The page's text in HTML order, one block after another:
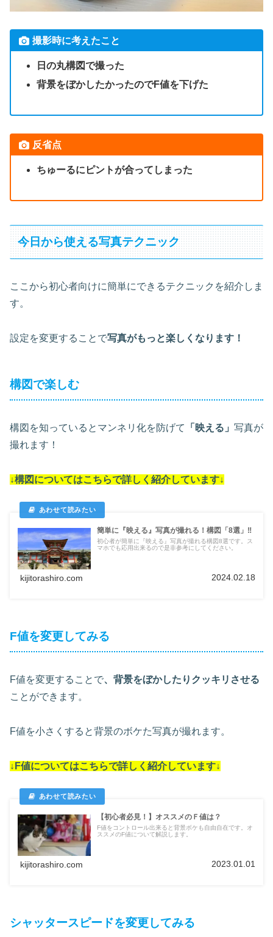
撮影時に考えたこと
日の丸構図で撮った
背景をぼかしたかったのでF値を下げた
反省点
ちゅーるにピントが合ってしまった
今日から使える写真テクニック
ここから初心者向けに簡単にできるテクニックを紹介しま
す。
設定を変更することで写真がもっと楽しくなります！
構図で楽しむ
構図を知っているとマンネリ化を防げて 「映える」 写真が
撮れます！
↓構図についてはこちらで詳しく紹介しています↓
簡単に『映える』写真が撮れる！構図「8選」‼
初心者が簡単に『映える』写真が撮れる構図8選です。ス
マホでも応用出来るので是非参考にしてください。
kijitorashiro.com 2024.02.18
F値を変更してみる
F値を変更することで、背景をぼかしたりクッキリさせる
ことができます。
F値を小さくすると背景のボケた写真が撮れます。
↓F値についてはこちらで詳しく紹介しています↓
【初心者必見！】オススメのＦ値は？
F値をコントロール出来ると背景ボケも自由自在です。オ
ススメのF値について解説します。
kijitorashiro.com 2023.01.01
シャッタースピードを変更してみる